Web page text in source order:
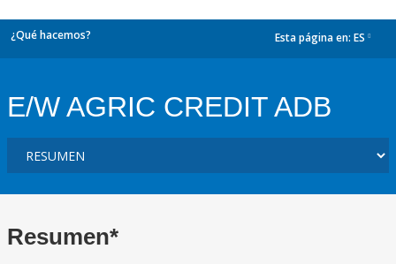
¿Qué hacemos? Esta página en: ES
E/W AGRIC CREDIT ADB
Resumen*